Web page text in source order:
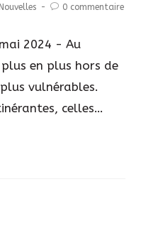
Nouvelles 0 commentaire
2024 - Au
en plus hors de
vulnérables.
celles…